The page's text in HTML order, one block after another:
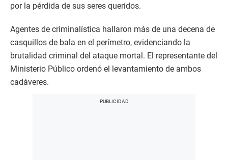
por la pérdida de sus seres queridos.
Agentes de criminalística hallaron más de una decena de
casquillos de bala en el perímetro, evidenciando la
brutalidad criminal del ataque mortal. El representante del
Ministerio Público ordenó el levantamiento de ambos
cadáveres.